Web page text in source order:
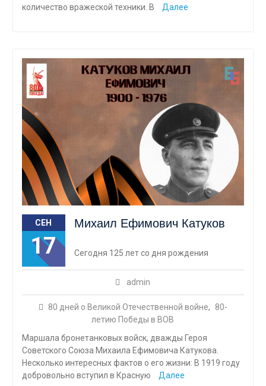
количество вражеской техники. В
Далее
СЕН
17
Михаил Ефимович Катуков
admin
80 дней о Великой Отечественной войне,
80-
летию Победы в ВОВ
Сегодня 125 лет со дня рождения
Маршала бронетанковых войск, дважды Героя
Советского Союза Михаила Ефимовича Катукова.
Несколько интересных фактов о его жизни: В 1919 году
добровольно вступил в Красную
Далее